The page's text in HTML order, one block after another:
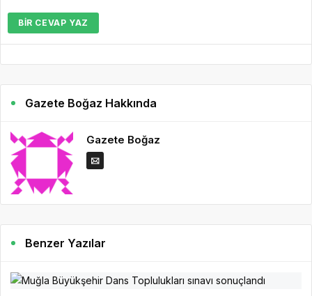
BIR CEVAP YAZ
Gazete Boğaz Hakkında
Gazete Boğaz
Benzer Yazılar